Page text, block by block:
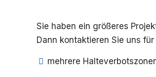
Sie haben ein größeres
Dann kontaktieren Sie uns
mehrere